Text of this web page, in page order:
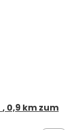
, 0,9 km zum